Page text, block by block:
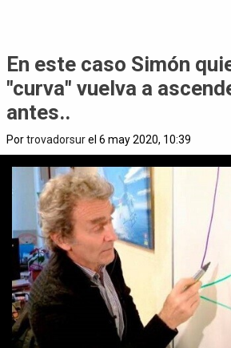
En este caso Simón
"curva" vuelva a
antes..
Portrovadorsurel 6 may 2020, 10:39